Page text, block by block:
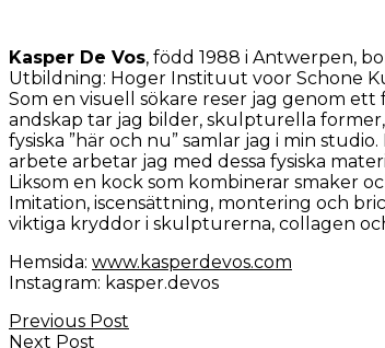
Kasper De Vos, född 1988 i Antwerpen,
Utbildning: Hoger Instituut voor Schone
Som en visuell sökare reser jag genom ett
andskap tar jag bilder, skulpturella
fysiska ”här och nu” samlar jag i min
arbete arbetar jag med dessa fysiska
Liksom en kock som kombinerar smaker
Imitation, iscensättning, montering och
viktiga kryddor i skulpturerna, collagen
Hemsida: www.kasperdevos.com
Instagram: kasper.devos
Previous Post
Next Post